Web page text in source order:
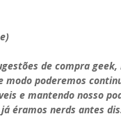
de compra
poderemos
e mantendo nosso
éramos nerds antes